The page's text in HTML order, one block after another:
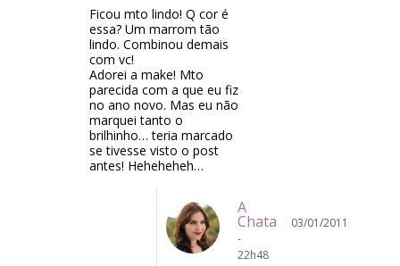
Ficou mto lindo! Q cor é
essa? Um marrom tão
lindo. Combinou demais
com vc!
Adorei a make! Mto
parecida com a que eu fiz
no ano novo. Mas eu não
marquei tanto o
brilhinho… teria marcado
se tivesse visto o post
antes! Heheheheh…
A
Chata
03/01/2011
-
22h48